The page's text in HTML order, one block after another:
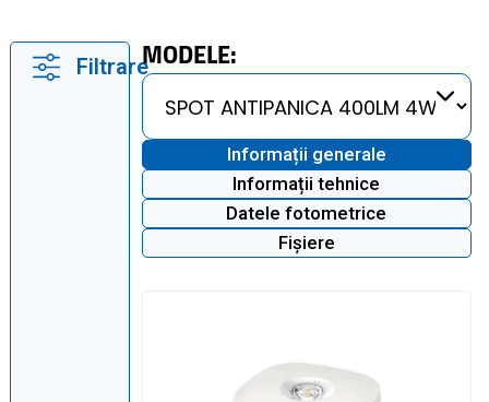
FiltrareMODELE:
Informații generale
Informații tehnice
Datele fotometrice
Fișiere